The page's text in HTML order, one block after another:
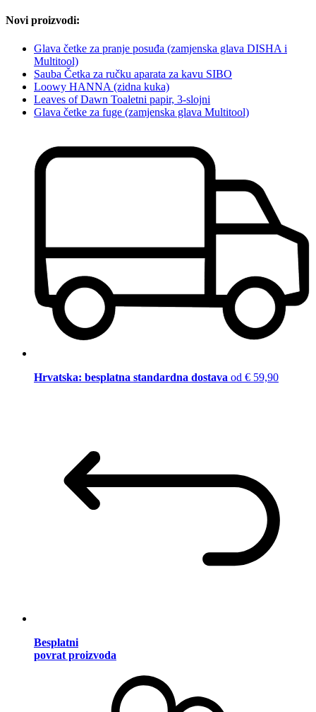
Novi proizvodi:
Glava četke za pranje posuđa (zamjenska glava DISHA i
Multitool)
Sauba Četka za ručku aparata za kavu SIBO
Loowy HANNA (zidna kuka)
Leaves of Dawn Toaletni papir, 3-slojni
Glava četke za fuge (zamjenska glava Multitool)
Hrvatska: besplatna standardna dostava od € 59,90
Besplatni
povrat proizvoda